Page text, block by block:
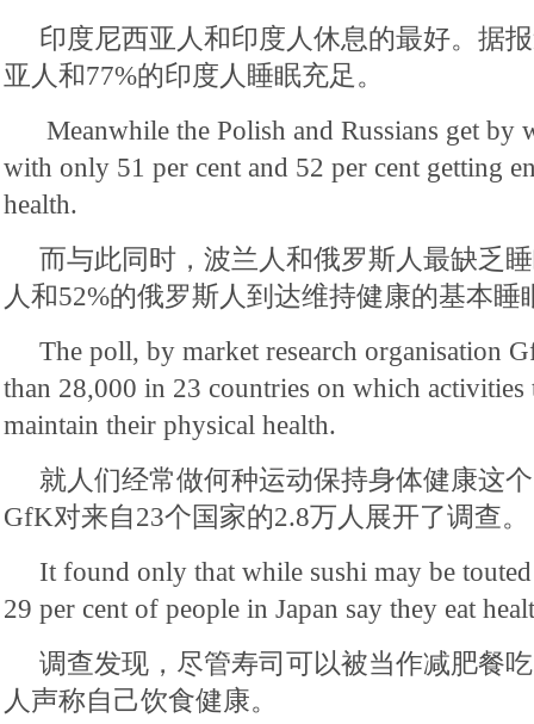
印度尼西亚人和印度人休息的最好。据
亚人和77%的印度人睡眠充足。
Meanwhile the Polish and Russians get by
with only 51 per cent and 52 per cent getting
health.
而与此同时，波兰人和俄罗斯人最缺乏
人和52%的俄罗斯人到达维持健康的基本睡
The poll, by market research organisation
than 28,000 in 23 countries on which
maintain their physical health.
就人们经常做何种运动保持身体健康这
GfK对来自23个国家的2.8万人展开了调查。
It found only that while sushi may be
29 per cent of people in Japan say they eat
调查发现，尽管寿司可以被当作减肥餐
人声称自己饮食健康。